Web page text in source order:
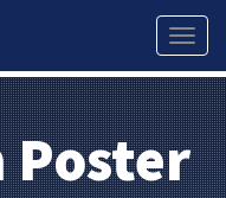
Toggle